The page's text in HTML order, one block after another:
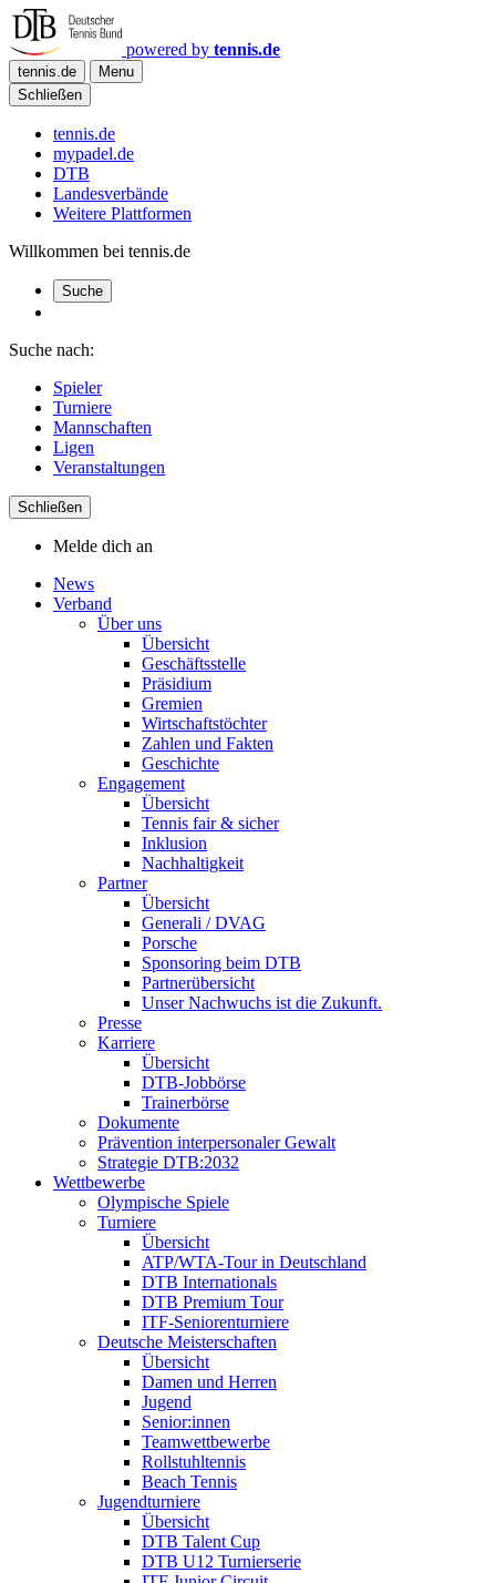
powered by tennis.de
tennis.de
Menu
Schließen
tennis.de
mypadel.de
DTB
Landesverbände
Weitere Plattformen
Willkommen bei tennis.de
Suche
Suche nach:
Spieler
Turniere
Mannschaften
Ligen
Veranstaltungen
Schließen
Melde dich an
News
Verband
Über uns
Übersicht
Geschäftsstelle
Präsidium
Gremien
Wirtschaftstöchter
Zahlen und Fakten
Geschichte
Engagement
Übersicht
Tennis fair & sicher
Inklusion
Nachhaltigkeit
Partner
Übersicht
Generali / DVAG
Porsche
Sponsoring beim DTB
Partnerübersicht
Unser Nachwuchs ist die Zukunft.
Presse
Karriere
Übersicht
DTB-Jobbörse
Trainerbörse
Dokumente
Prävention interpersonaler Gewalt
Strategie DTB:2032
Wettbewerbe
Olympische Spiele
Turniere
Übersicht
ATP/WTA-Tour in Deutschland
DTB Internationals
DTB Premium Tour
ITF-Seniorenturniere
Deutsche Meisterschaften
Übersicht
Damen und Herren
Jugend
Senior:innen
Teamwettbewerbe
Rollstuhltennis
Beach Tennis
Jugendturniere
Übersicht
DTB Talent Cup
DTB U12 Turnierserie